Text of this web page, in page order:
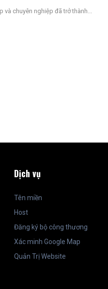
và chuyên nghiệp đã trở thành...
Dịch vụ
Tên miền
Host
Đăng ký bộ công thương
Xác minh Google Map
Quản Trị Website